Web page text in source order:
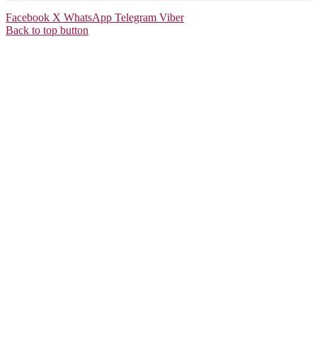
Facebook X WhatsApp Telegram Viber
Back to top button